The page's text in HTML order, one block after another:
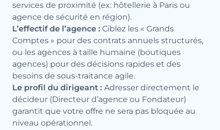
services de proximité (ex: hôtellerie à Paris ou
agence de sécurité en région).
L’effectif de l’agence : Ciblez les « Grands
Comptes » pour des contrats annuels structurés,
ou les agences à taille humaine (boutiques
agences) pour des décisions rapides et des
besoins de sous-traitance agile.
Le profil du dirigeant : Adresser directement le
décideur (Directeur d’agence ou Fondateur)
garantit que votre offre ne sera pas bloquée au
niveau opérationnel.